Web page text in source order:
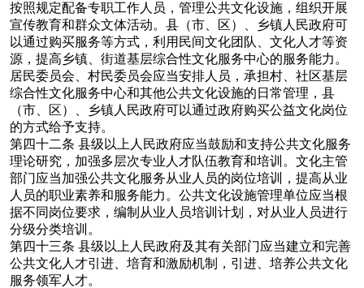
按照规定配备专职工作人员，管理公共文化设施，组织开展
宣传教育和群众文体活动。县（市、区）、乡镇人民政府可
以通过购买服务等方式，利用民间文化团队、文化人才等资
源，提高乡镇、街道基层综合性文化服务中心的服务能力。
居民委员会、村民委员会应当安排人员，承担村、社区基层
综合性文化服务中心和其他公共文化设施的日常管理，县
（市、区）、乡镇人民政府可以通过政府购买公益文化岗位
的方式给予支持。
第四十二条 县级以上人民政府应当鼓励和支持公共文化服务
理论研究，加强多层次专业人才队伍教育和培训。文化主管
部门应当加强公共文化服务从业人员的岗位培训，提高从业
人员的职业素养和服务能力。公共文化设施管理单位应当根
据不同岗位要求，编制从业人员培训计划，对从业人员进行
分级分类培训。
第四十三条 县级以上人民政府及其有关部门应当建立和完善
公共文化人才引进、培育和激励机制，引进、培养公共文化
服务领军人才。